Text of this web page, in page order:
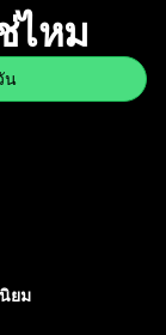
ไหม
น
ยม